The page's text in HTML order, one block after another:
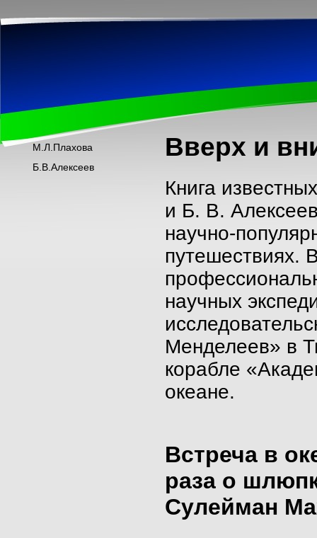
М.Л.Плахова
Б.В.Алексеев
Вверх и
Книга
и Б. В.
научно-
путешествиях.
научных
Менделеев» в
корабле
океане.
Встреча в
раза о
Сулейман